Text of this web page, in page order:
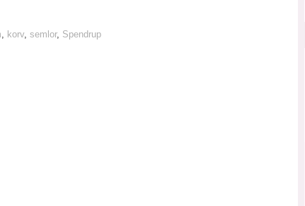
, korv, semlor, Spendrup